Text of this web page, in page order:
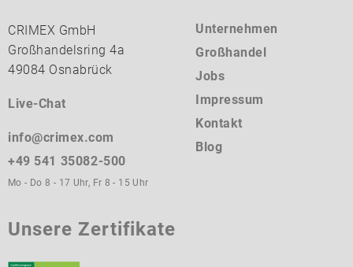
CRIMEX GmbH
Großhandelsring 4a
49084 Osnabrück
Live-Chat
info@crimex.com
+49 541 35082-500
Mo - Do 8 - 17 Uhr, Fr 8 - 15 Uhr
Unternehmen
Großhandel
Jobs
Impressum
Kontakt
Blog
Unsere Zertifikate